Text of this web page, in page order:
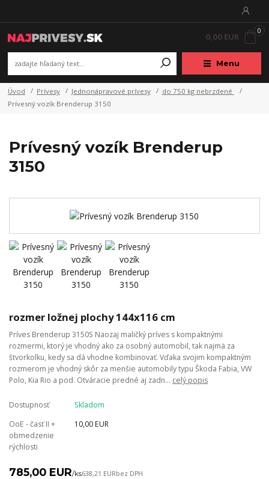
Menu
0
0,00 EUR
Úvod Prívesy Jednonápravové prívesy
do 750 kg nebrzdené
Prívesný vozík Brenderup 3150
Prívesný vozík Brenderup
3150
rozmer ložnej plochy 144x116 cm
Príves Brenderup 3150S Naozaj maličký príves s kompaktnými
rozmermi, ktorý je vhodný ako za osobný automobil, tak najmä za
štvorkolku, kedy sa dá vhodne kombinovať. Vďaka svojim kompaktným
rozmerom je vhodný skôr za menšie automobily typu Škoda Fabia, VW
Polo, Kia Rio a pod. Otváracie predné aj zadn... celý popis
Dostupnosť
Skladom
OoE - časť II +
obmedzenie
rýchlosti
10,00 EUR
785,00 EUR/ks638,21 EURbez DPH